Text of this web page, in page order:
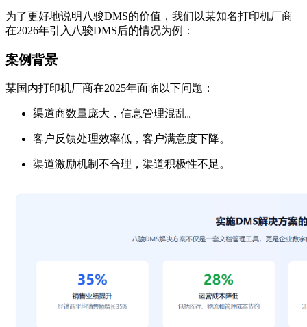
为了更好地说明八骏DMS的价值，我们以某知名打印机厂商
在2026年引入八骏DMS后的情况为例：
案例背景
某国内打印机厂商在2025年面临以下问题：
渠道商数量庞大，信息管理混乱。
客户反馈处理效率低，客户满意度下降。
渠道激励机制不合理，渠道积极性不足。